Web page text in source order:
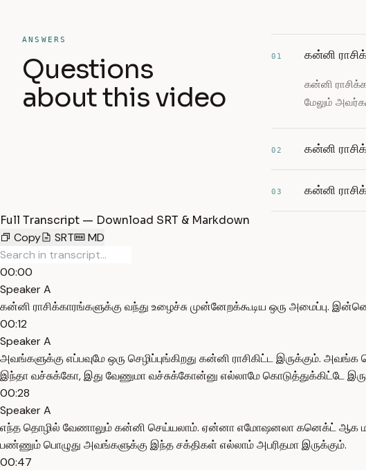
ANSWERS
Questions
about this video
01 கன்னி
கன்னி
மேலும்
02 கன்னி
03 கன்னி
Full Transcript — Download SRT & Markdown
Copy
SRT MD
00:00
Speaker A
கன்னி ராசிக்காரங்களுக்கு வந்து உழைச்சு முன்னேறக்கூடிய ஒரு அமைப்பு.
00:12
Speaker A
அவங்களுக்கு எப்பவுமே ஒரு செழிப்புங்கிறது கன்னி ராசிகிட்ட இருக்கும்.
இந்தா வச்சுக்கோ, இது வேணுமா வச்சுக்கோன்னு எல்லாமே கொடுத்துக்கிட்டே
00:28
Speaker A
எந்த தொழில் வேணாலும் கன்னி செய்யலாம். ஏன்னா எமோஷனலா கனெக்ட் ஆக
பண்ணும் பொழுது அவங்களுக்கு இந்த சக்திகள் எல்லாம் அபரிதமா இருக்கும்.
00:47